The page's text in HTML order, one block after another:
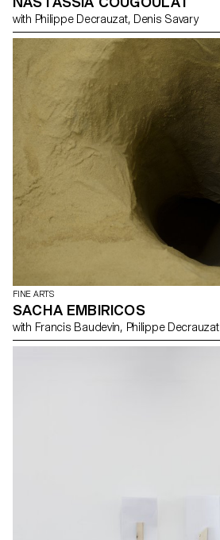
with Philippe Decrauzat, Denis Savary
FINE ARTS
SACHA EMBIRICOS
with Francis Baudevin, Philippe Decrauzat